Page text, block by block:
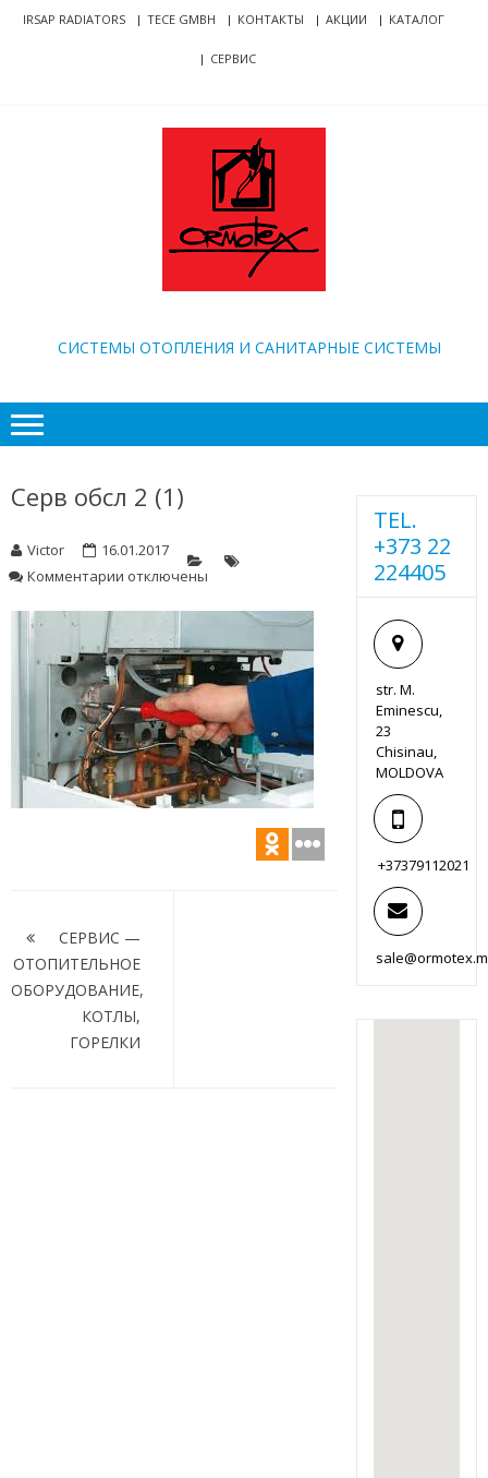
Skip
SkipIRSAP RADIATORS TECE GMBH КОНТАКТЫ АКЦИИ КАТАЛОГ
СЕРВИС
CИСТЕМЫ ОТОПЛЕНИЯ И САНИТАРНЫЕ СИСТЕМЫ
Серв обсл 2 (1)
Victor
16.01.2017
Комментарии к
Серв
обсл
2
(1)
отключены
по
записям
СЕРВИС —
ОТОПИТЕЛЬНОЕ
ОБОРУДОВАНИЕ,
КОТЛЫ,
ГОРЕЛКИ
TEL.
+373 22
224405
str. M.
Eminescu,
23
Chisinau,
MOLDOVA
+37379112021